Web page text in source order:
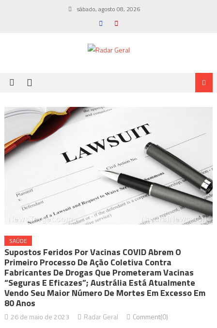
sábado, agosto 08, 2026
SAÚDE
Supostos Feridos Por Vacinas COVID Abrem O
Primeiro Processo De Ação Coletiva Contra
Fabricantes De Drogas Que Prometeram Vacinas
“seguras E Eficazes”; Austrália Está Atualmente
Vendo Seu Maior Número De Mortes Em Excesso Em
80 Anos
26 de maio de 2023 Radar Geral Comment(0)